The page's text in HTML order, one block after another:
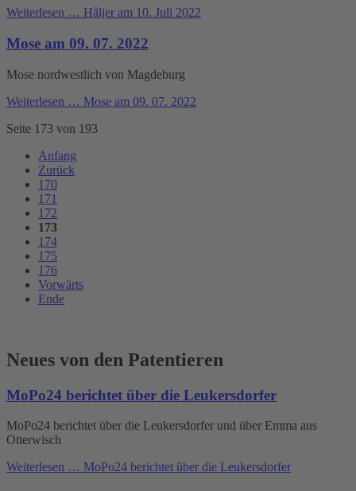
Weiterlesen … Håljer am 10. Juli 2022
Mose am 09. 07. 2022
Mose nordwestlich von Magdeburg
Weiterlesen … Mose am 09. 07. 2022
Seite 173 von 193
Anfang
Zurück
170
171
172
173
174
175
176
Vorwärts
Ende
Neues von den Patentieren
MoPo24 berichtet über die Leukersdorfer
MoPo24 berichtet über die Leukersdorfer und über Emma aus
Otterwisch
Weiterlesen … MoPo24 berichtet über die Leukersdorfer